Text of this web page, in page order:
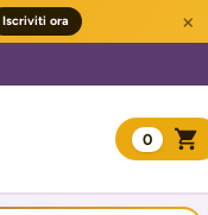
Iscriviti ora ×
0